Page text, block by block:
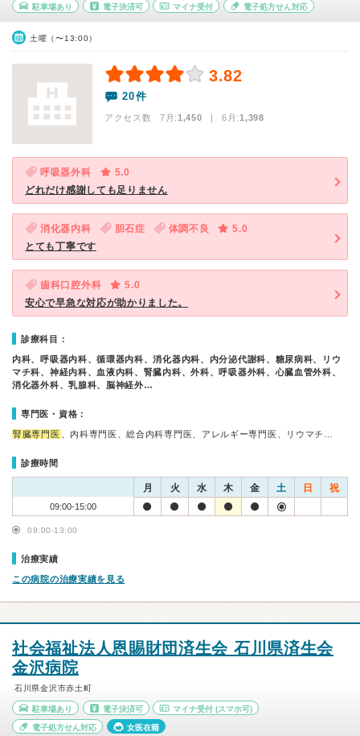
駐車場あり 電子決済可 マイナ受付 電子処方せん対応
土曜（〜13:00）
3.82
20件
アクセス数 7月:1,450 | 6月:1,398
呼吸器外科
5.0
どれだけ感謝しても足りません
消化器内科 胆石症 体調不良
5.0
とても丁寧です
歯科口腔外科
5.0
安心で早急な対応が助かりました。
診療科目：
内科、呼吸器内科、循環器内科、消化器内科、内分泌代謝科、糖尿病科、リウ
マチ科、神経内科、血液内科、腎臓内科、外科、呼吸器外科、心臓血管外科、
消化器外科、乳腺科、脳神経外…
専門医・資格：
腎臓専門医 、内科専門医、総合内科専門医、アレルギー専門医、リウマチ…
診療時間
月 火 水 木 金 土 日 祝
09:00-15:00
09:00-13:00
治療実績
この病院の治療実績を見る
社会福祉法人恩賜財団済生会 石川県済生会
金沢病院
石川県金沢市赤土町
駐車場あり 電子決済可 マイナ受付 (スマホ可)
電子処方せん対応 女医在籍